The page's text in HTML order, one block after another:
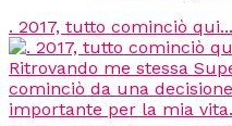
. 2017, tutto cominciò